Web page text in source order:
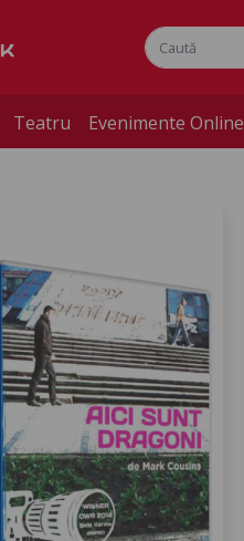
Teatru Evenimente Online